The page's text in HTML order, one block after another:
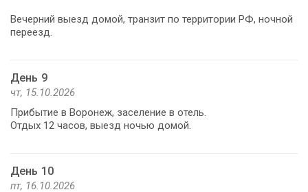
Вечерний выезд домой, транзит по территории РФ, ночной
переезд.
День 9
чт, 15.10.2026
Прибытие в Воронеж, заселение в отель.
Отдых 12 часов, выезд ночью домой.
День 10
пт, 16.10.2026